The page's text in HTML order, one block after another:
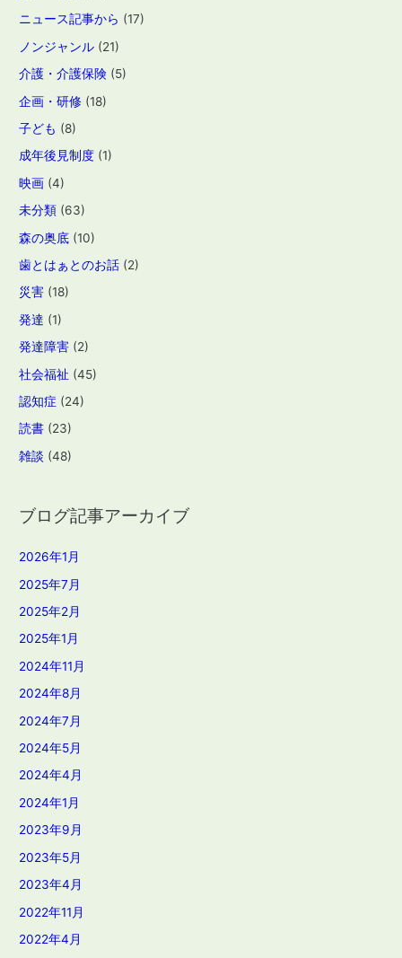
ニュース記事から (17)
ノンジャンル (21)
介護・介護保険 (5)
企画・研修 (18)
子ども (8)
成年後見制度 (1)
映画 (4)
未分類 (63)
森の奥底 (10)
歯とはぁとのお話 (2)
災害 (18)
発達 (1)
発達障害 (2)
社会福祉 (45)
認知症 (24)
読書 (23)
雑談 (48)
ブログ記事アーカイブ
2026年1月
2025年7月
2025年2月
2025年1月
2024年11月
2024年8月
2024年7月
2024年5月
2024年4月
2024年1月
2023年9月
2023年5月
2023年4月
2022年11月
2022年4月